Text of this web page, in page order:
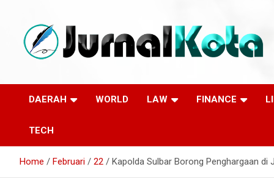
content
JURNALKOTA.NET
DAERAH WORLD LAW FINANCE
TECH
Home Februari 22 Kapolda Sulbar Borong Penghargaan di